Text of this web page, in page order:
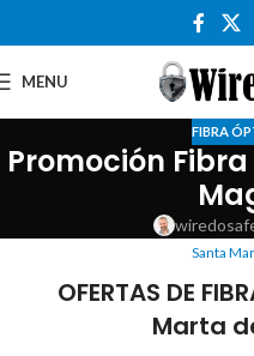
MENU
FIBRA
Promoción
Santa
OFERTAS DE
Marta